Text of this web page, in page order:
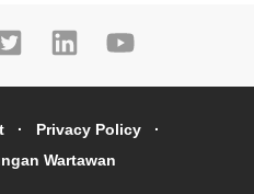
Privacy Policy
Wartawan